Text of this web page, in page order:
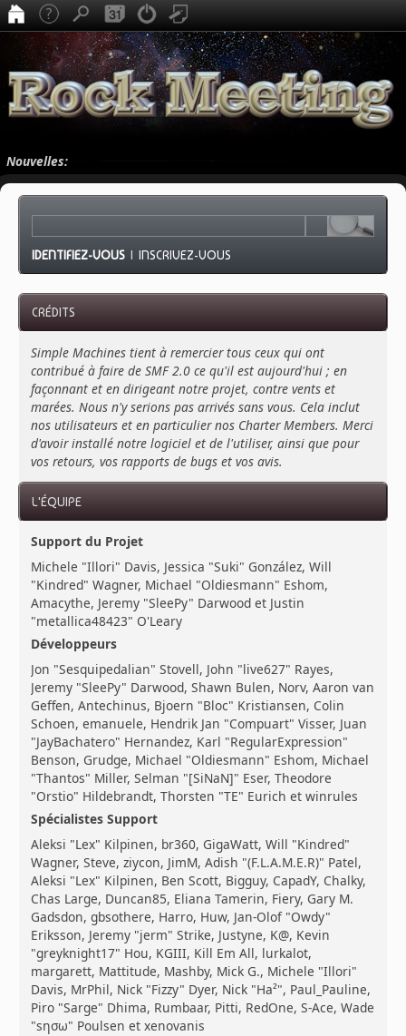
Nouvelles:
IDENTIFIEZ-VOUS |INSCRIVEZ-VOUS
CRÉDITS
Simple Machines tient à remercier tous ceux qui ont
contribué à faire de SMF 2.0 ce qu'il est aujourd'hui ; en
façonnant et en dirigeant notre projet, contre vents et
marées. Nous n'y serions pas arrivés sans vous. Cela inclut
nos utilisateurs et en particulier nos Charter Members. Merci
d'avoir installé notre logiciel et de l'utiliser, ainsi que pour
vos retours, vos rapports de bugs et vos avis.
L'ÉQUIPE
Support du Projet
Michele "Illori" Davis, Jessica "Suki" González, Will
"Kindred" Wagner, Michael "Oldiesmann" Eshom,
Amacythe, Jeremy "SleePy" Darwood et Justin
"metallica48423" O'Leary
Développeurs
Jon "Sesquipedalian" Stovell, John "live627" Rayes,
Jeremy "SleePy" Darwood, Shawn Bulen, Norv, Aaron van
Geffen, Antechinus, Bjoern "Bloc" Kristiansen, Colin
Schoen, emanuele, Hendrik Jan "Compuart" Visser, Juan
"JayBachatero" Hernandez, Karl "RegularExpression"
Benson, Grudge, Michael "Oldiesmann" Eshom, Michael
"Thantos" Miller, Selman "[SiNaN]" Eser, Theodore
"Orstio" Hildebrandt, Thorsten "TE" Eurich et winrules
Spécialistes Support
Aleksi "Lex" Kilpinen, br360, GigaWatt, Will "Kindred"
Wagner, Steve, ziycon, JimM, Adish "(F.L.A.M.E.R)" Patel,
Aleksi "Lex" Kilpinen, Ben Scott, Bigguy, CapadY, Chalky,
Chas Large, Duncan85, Eliana Tamerin, Fiery, Gary M.
Gadsdon, gbsothere, Harro, Huw, Jan-Olof "Owdy"
Eriksson, Jeremy "jerm" Strike, Justyne, K@, Kevin
"greyknight17" Hou, KGIII, Kill Em All, lurkalot,
margarett, Mattitude, Mashby, Mick G., Michele "Illori"
Davis, MrPhil, Nick "Fizzy" Dyer, Nick "Ha²", Paul_Pauline,
Piro "Sarge" Dhima, Rumbaar, Pitti, RedOne, S-Ace, Wade
"sησω" Poulsen et xenovanis